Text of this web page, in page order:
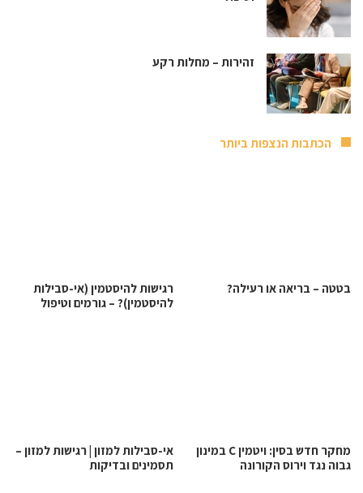
זהירות – מחלות רקע
הכתבות הנצפות ביותר
רגישות להיסטמין (אי-סבילות
להיסטמין)? – גורמים וטיפול
בטטה – בריאה או רעילה?
אי-סבילות למזון | רגישות למזון –
תסמינים ובדיקות
מחקר חדש בסין: ויטמין C במינון
גבוה נגד וירוס הקורונה